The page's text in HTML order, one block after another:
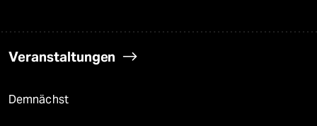
Veranstaltungen
Demnächst